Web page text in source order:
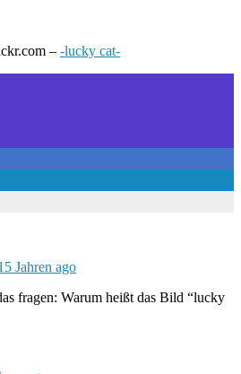
– -lucky cat-
Jahren ago
fragen: Warum heißt das Bild “lucky